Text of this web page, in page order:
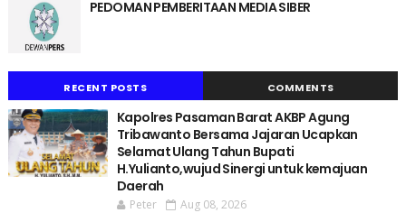
PEDOMAN PEMBERITAAN MEDIA SIBER
RECENT POSTS COMMENTS
Kapolres Pasaman Barat AKBP Agung
Tribawanto Bersama Jajaran Ucapkan
Selamat Ulang Tahun Bupati
H.Yulianto,wujud Sinergi untuk kemajuan
Daerah
Peter Aug 08, 2026